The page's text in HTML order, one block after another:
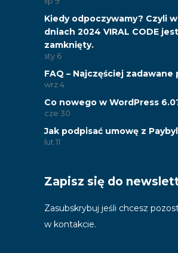
Kiedy odpoczywamy? Czyli
dniach 2024 VIRAL CODE jest
zamknięty.
sty 6
FAQ – Najczęściej zadawane
wrz4
Co nowego w WordPress
cze 30
Jak podpisać umowę z
lut 11
Zapisz się do
Zasubskrybuj jeśli chcesz
w kontakcie.